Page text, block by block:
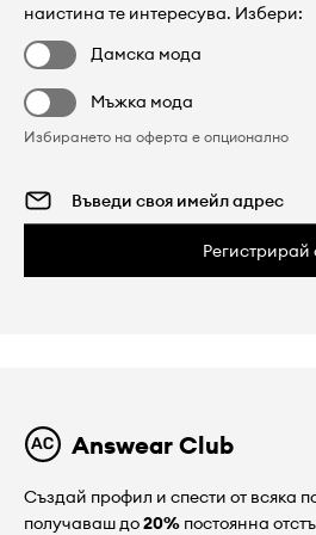
наистина те интересува. Избери:
Дамска мода
Мъжка мода
Избирането на оферта е опционално
Регистрирай
Answear Club
Създай профил и спести от всяка
получаваш до20% постоянна